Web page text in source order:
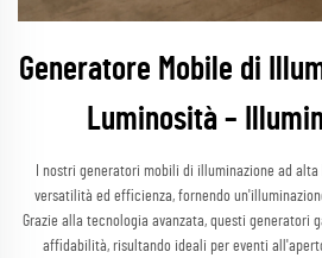
Generatore Mobile di
Luminosità –
I nostri generatori mobili di illuminazione ad
versatilità ed efficienza, fornendo
Grazie alla tecnologia avanzata, questi generatori
affidabilità, risultando ideali per eventi